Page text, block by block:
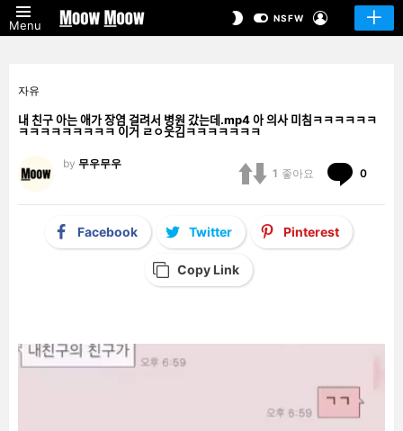
Menu
SWITCHNSFW
자유
내 친구 아는 애가 장염 걸려서 병원 갔는데.mp4 아 의사 미침ㅋㅋㅋㅋㅋㅋ
ㅋㅋㅋㅋㅋㅋㅋㅋㅋ 이거 ㄹㅇ웃김ㅋㅋㅋㅋㅋㅋㅋ
by 무우무우
1 좋아요 0
Facebook Twitter Pinterest
Copy Link